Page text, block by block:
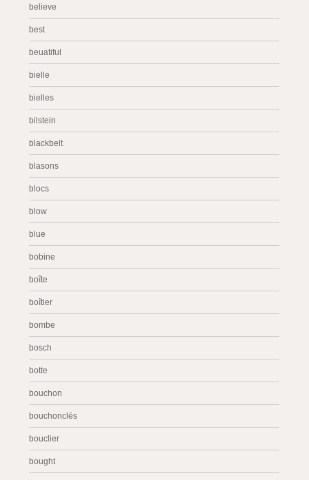
believe
best
beuatiful
bielle
bielles
bilstein
blackbelt
blasons
blocs
blow
blue
bobine
boîte
boîtier
bombe
bosch
botte
bouchon
bouchonclés
bouclier
bought